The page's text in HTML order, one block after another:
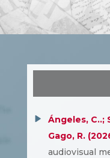
Ángeles, C..;
Gago, R.
audiovisual